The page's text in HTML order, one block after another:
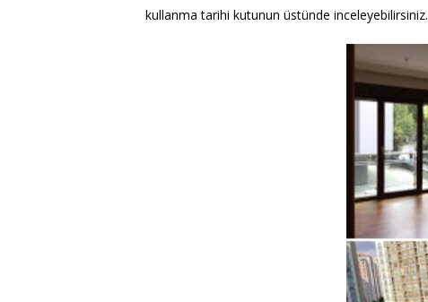
kullanma tarihi kutunun üstünde inceleyebilirsiniz.